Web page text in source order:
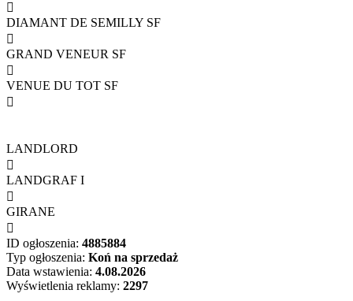

DIAMANT DE SEMILLY SF

GRAND VENEUR SF

VENUE DU TOT SF

LANDLORD

LANDGRAF I

GIRANE

ID ogłoszenia: 4885884
Typ ogłoszenia: Koń na sprzedaż
Data wstawienia: 4.08.2026
Wyświetlenia reklamy: 2297